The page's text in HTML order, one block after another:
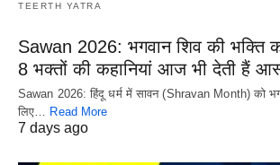
TEERTH YATRA
Sawan 2026: भगवान शिव की भक्ति
8 भक्तों की कहानियां आज भी देती हैं
Sawan 2026: हिंदू धर्म में सावन (Shravan Month) को
लिए… Read More
7 days ago